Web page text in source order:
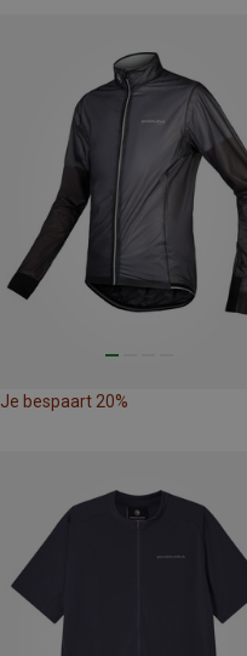
Je bespaart 20%